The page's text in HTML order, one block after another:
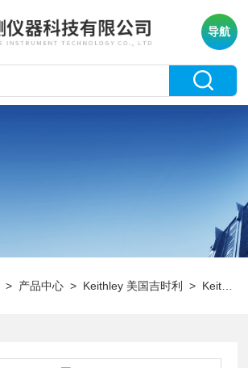
导航
> 产品中心 > Keithley 美国吉时利 > Keithley万用表